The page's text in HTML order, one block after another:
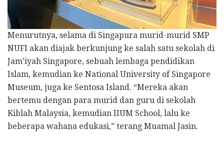
Menurutnya, selama di Singapura murid-murid SMP
NUFI akan diajak berkunjung ke salah satu sekolah di
Jam’iyah Singapore, sebuah lembaga pendidikan
Islam, kemudian ke National University of Singapore
Museum, juga ke Sentosa Island. “Mereka akan
bertemu dengan para murid dan guru di sekolah
Kiblah Malaysia, kemudian IIUM School, lalu ke
beberapa wahana edukasi,” terang Muamal Jasin.